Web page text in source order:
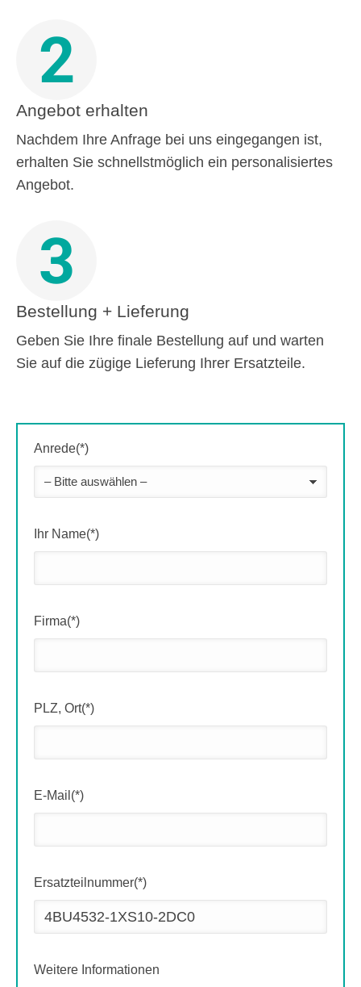
2
Angebot erhalten
Nachdem Ihre Anfrage bei uns eingegangen ist,
erhalten Sie schnellstmöglich ein personalisiertes
Angebot.
3
Bestellung + Lieferung
Geben Sie Ihre finale Bestellung auf und warten
Sie auf die zügige Lieferung Ihrer Ersatzteile.
Anrede(*)
Ihr Name(*)
Firma(*)
PLZ, Ort(*)
E-Mail(*)
Ersatzteilnummer(*)
Weitere Informationen